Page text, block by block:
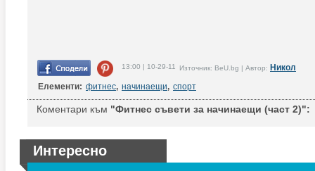
13:00 | 10-29-11 Източник: BeU.bg | Автор: Никол
Елементи: фитнес, начинаещи, спорт
Коментари към "Фитнес съвети за начинаещи (част 2)":
Интересно